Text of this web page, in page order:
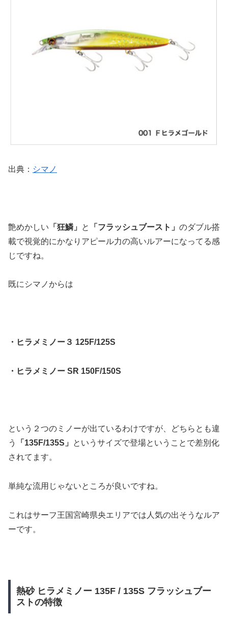
出典： シマノ
艶めかしい 「狂鱗」 と 「フラッシュブースト」 のダブル搭
載で視覚的にかなりアピール力の高いルアーになってる感
じですね。
既にシマノからは
・ヒラメミノー３ 125F/125S
・ヒラメミノー SR 150F/150S
という２つのミノーが出ているわけですが、どちらとも違
う
「135F/135S」
というサイズで登場ということで差別化
されてます。
単純な流用じゃないところが良いですね。
これはサーフ王国宮崎県央エリアでは人気の出そうなルア
ーです。
熱砂 ヒラメミノー 135F / 135S フラッシュブー
ストの特徴